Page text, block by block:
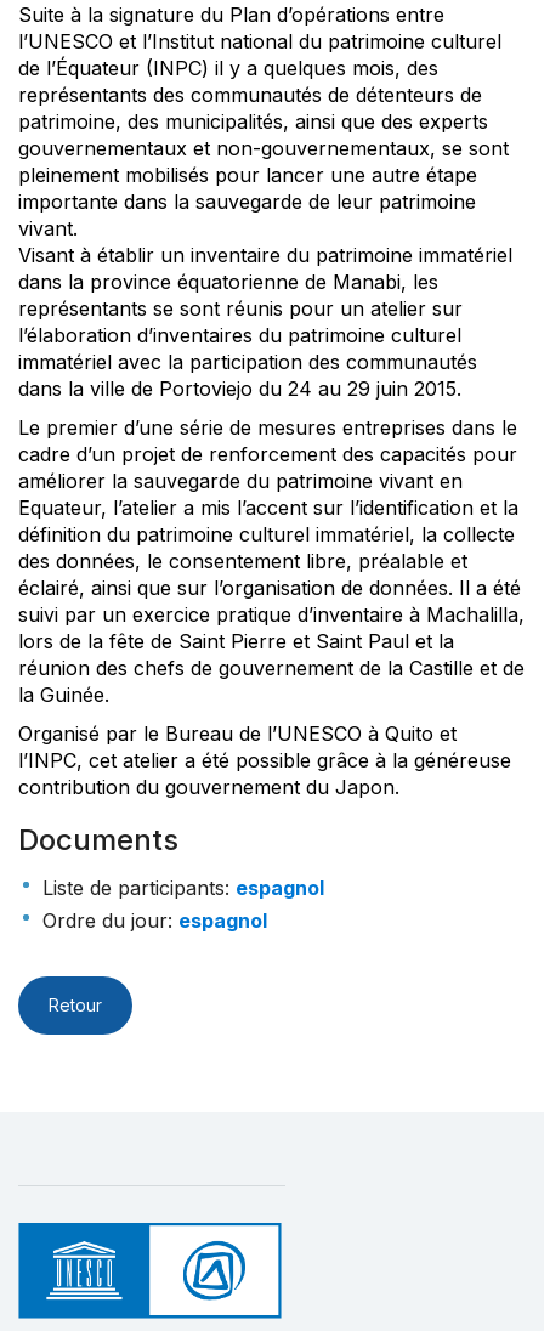
Suite à la signature du Plan d’opérations entre
l’UNESCO et l’Institut national du patrimoine culturel
de l’Équateur (INPC) il y a quelques mois, des
représentants des communautés de détenteurs de
patrimoine, des municipalités, ainsi que des experts
gouvernementaux et non-gouvernementaux, se sont
pleinement mobilisés pour lancer une autre étape
importante dans la sauvegarde de leur patrimoine
vivant.
Visant à établir un inventaire du patrimoine immatériel
dans la province équatorienne de Manabi, les
représentants se sont réunis pour un atelier sur
l’élaboration d’inventaires du patrimoine culturel
immatériel avec la participation des communautés
dans la ville de Portoviejo du 24 au 29 juin 2015.
Le premier d’une série de mesures entreprises dans le
cadre d’un projet de renforcement des capacités pour
améliorer la sauvegarde du patrimoine vivant en
Equateur, l’atelier a mis l’accent sur l’identification et la
définition du patrimoine culturel immatériel, la collecte
des données, le consentement libre, préalable et
éclairé, ainsi que sur l’organisation de données. Il a été
suivi par un exercice pratique d’inventaire à Machalilla,
lors de la fête de Saint Pierre et Saint Paul et la
réunion des chefs de gouvernement de la Castille et de
la Guinée.
Organisé par le Bureau de l’UNESCO à Quito et
l’INPC, cet atelier a été possible grâce à la généreuse
contribution du gouvernement du Japon.
Documents
Liste de participants: espagnol
Ordre du jour: espagnol
Retour